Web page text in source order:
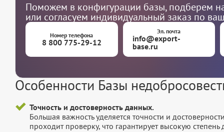
Поможем в конфигурации базы, подберем
или согласуем индивидуальный заказ по
Номер телефона
8 800 775-29-12
Эл. почта
info@export-
base.ru
Особенности Базы
Точность и достоверность данных.
Большая важность уделяется точности и
проходит проверку, что гарантирует высокую